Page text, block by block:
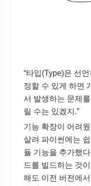
“타입(Type)은 선
정할 수 있게 하면
서 발생하는 문제
릴 수는 있겠지.”
기능 확장이 어려웠
살려 파이썬에는
듈 기능을 추가했
드를 빌드하는 것
해도 이전 버전에